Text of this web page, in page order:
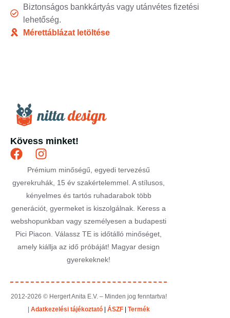
Biztonságos bankkártyás vagy utánvétes fizetési
lehetőség.
Mérettáblázat letöltése
Kövess minket!
Prémium minőségű, egyedi tervezésű
gyerekruhák, 15 év szakértelemmel. A stílusos,
kényelmes és tartós ruhadarabok több
generációt, gyermeket is kiszolgálnak. Keress a
webshopunkban vagy személyesen a budapesti
Pici Piacon. Válassz TE is időtálló minőséget,
amely kiállja az idő próbáját! Magyar design
gyerekeknek!
2012-2026 © Hergert Anita E.V. – Minden jog fenntartva!
Adatkezelési tájékoztató| ÁSZF| Termék